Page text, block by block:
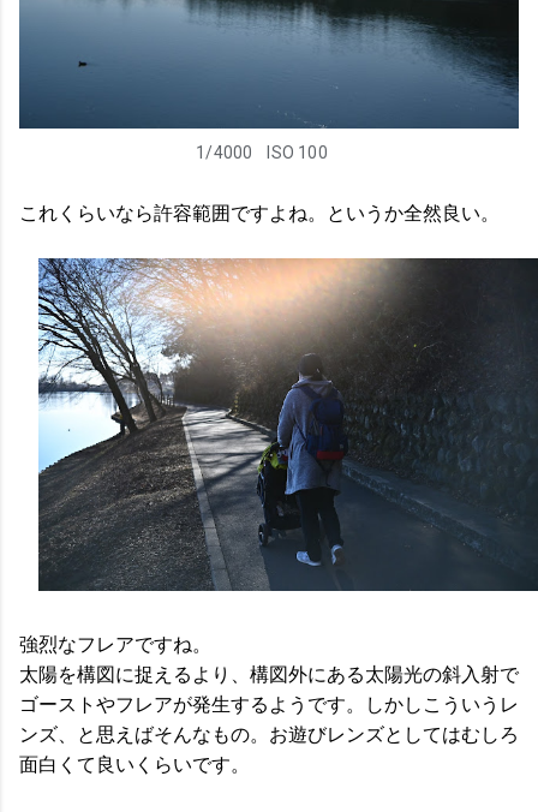
1/4000 ISO 100
これくらいなら許容範囲ですよね。というか全然良い。
強烈なフレアですね。
太陽を構図に捉えるより、構図外にある太陽光の斜入射で
ゴーストやフレアが発生するようです。しかしこういうレ
ンズ、と思えばそんなもの。お遊びレンズとしてはむしろ
面白くて良いくらいです。